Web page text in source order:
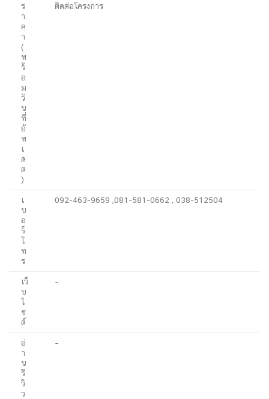
ร
า
ค
า
(
พ
ร้
อ
ม
วั
น
ที่
อั
พ
เ
ด
ต
)
ติดต่อโครงการ
เ
บ
อ
ร์
โ
ท
ร
092-463-9659 ,081-581-0662 , 038-512504
เว็
บ
ไ
ซ
ต์
–
อ่
า
น
รี
วิ
ว
–